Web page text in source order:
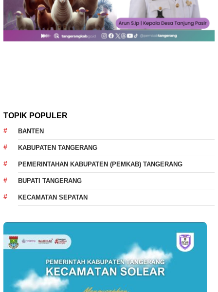
TOPIK POPULER
BANTEN
KABUPATEN TANGERANG
PEMERINTAHAN KABUPATEN (PEMKAB) TANGERANG
BUPATI TANGERANG
KECAMATAN SEPATAN